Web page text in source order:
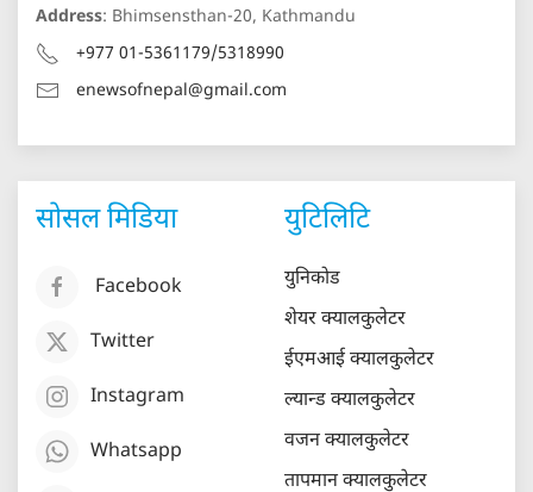
Address: Bhimsensthan-20, Kathmandu
+977 01-5361179/5318990
enewsofnepal@gmail.com
सोसल मिडिया
Facebook
Twitter
Instagram
Whatsapp
युटिलिटि
युनिकोड
शेयर क्यालकुलेटर
ईएमआई क्यालकुलेटर
ल्यान्ड क्यालकुलेटर
वजन क्यालकुलेटर
तापमान क्यालकुलेटर